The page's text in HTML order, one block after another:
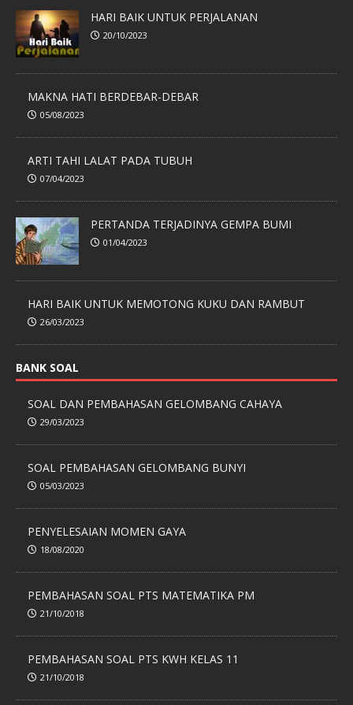
HARI BAIK UNTUK PERJALANAN
20/10/2023
MAKNA HATI BERDEBAR-DEBAR
05/08/2023
ARTI TAHI LALAT PADA TUBUH
07/04/2023
PERTANDA TERJADINYA GEMPA BUMI
01/04/2023
HARI BAIK UNTUK MEMOTONG KUKU DAN RAMBUT
26/03/2023
BANK SOAL
SOAL DAN PEMBAHASAN GELOMBANG CAHAYA
29/03/2023
SOAL PEMBAHASAN GELOMBANG BUNYI
05/03/2023
PENYELESAIAN MOMEN GAYA
18/08/2020
PEMBAHASAN SOAL PTS MATEMATIKA PM
21/10/2018
PEMBAHASAN SOAL PTS KWH KELAS 11
21/10/2018